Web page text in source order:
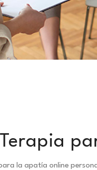
Terapia
la apatía online